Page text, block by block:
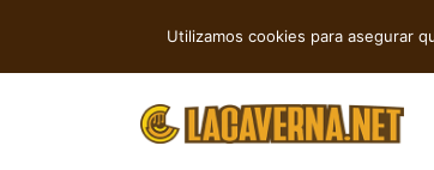
Utilizamos cookies para asegurar